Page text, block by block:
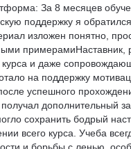
За 8 месяцев
поддержку я
изложен понятно,
примерамиНаставник,
курса и даже
на поддержку
успешного
получал дополнительный
сохранить бодрый
всего курса. Учеба